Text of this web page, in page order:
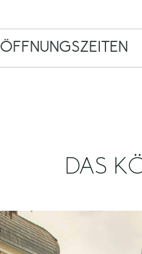
ÖFFNUNGSZEITEN
DAS